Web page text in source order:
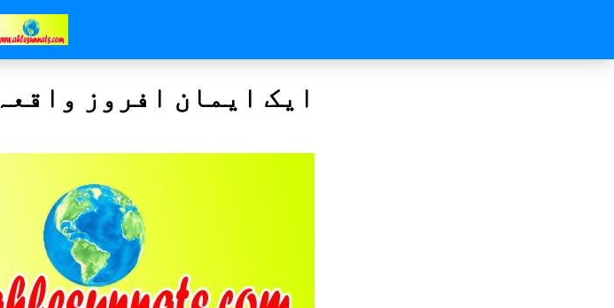
ایک ایمان افروز واقعہ